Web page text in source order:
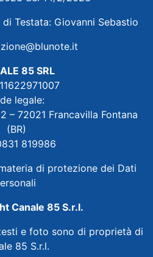
Testata: Giovanni Sebastio
85 SRL
legale:
– 72021 Francavilla Fontana
(BR)
819986
di protezione dei Dati
Canale 85 S.r.l.
e foto sono di proprietà di
85 S.r.l.